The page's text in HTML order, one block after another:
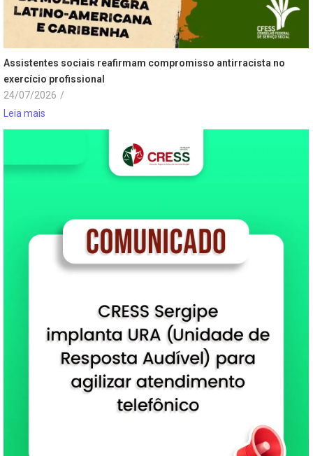
Assistentes sociais reafirmam compromisso antirracista no
exercício profissional
24/07/2026 /
Leia mais